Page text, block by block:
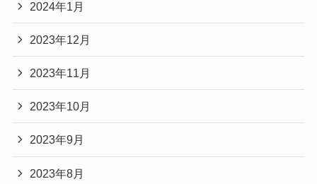
2024年1月
2023年12月
2023年11月
2023年10月
2023年9月
2023年8月